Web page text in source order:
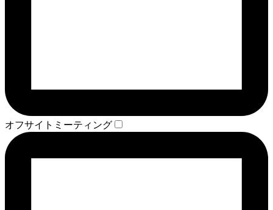
オフサイトミーティング